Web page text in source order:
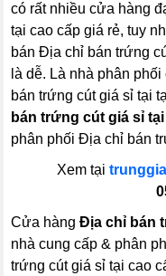
có rất nhiều cửa hàng
tại cao cấp giá rẻ, tuy
bán Địa chỉ bán trứng
là dễ. Là nhà phân
bán trứng cút giá sỉ tại
bán trứng cút giá sỉ
phân phối Địa chỉ bán
Xem tại
Cửa hàngĐịa chỉ bán
nhà cung cấp & phân
trứng cút giá sỉ tại cao